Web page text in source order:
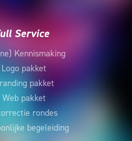
Service
Kennismaking
Logo pakket
pakket
Web pakket
rondes
begeleiding